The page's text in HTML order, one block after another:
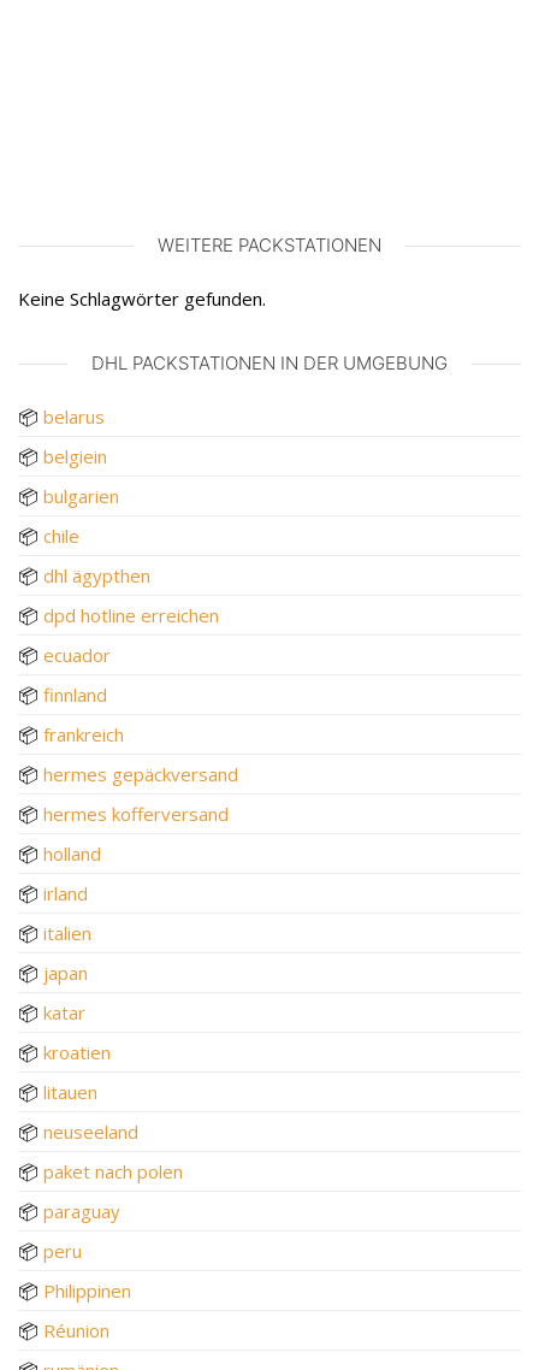
WEITERE PACKSTATIONEN
Keine Schlagwörter gefunden.
DHL PACKSTATIONEN IN DER UMGEBUNG
📦 belarus
📦 belgiein
📦 bulgarien
📦 chile
📦 dhl ägypthen
📦 dpd hotline erreichen
📦 ecuador
📦 finnland
📦 frankreich
📦 hermes gepäckversand
📦 hermes kofferversand
📦 holland
📦 irland
📦 italien
📦 japan
📦 katar
📦 kroatien
📦 litauen
📦 neuseeland
📦 paket nach polen
📦 paraguay
📦 peru
📦 Philippinen
📦 Réunion